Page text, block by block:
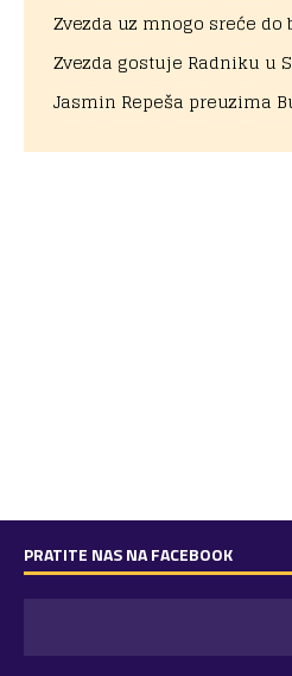
Zvezda uz mnogo sreće
Zvezda gostuje Radniku u
Jasmin Repeša preuzima
PRATITE NAS NA FACEBOOK